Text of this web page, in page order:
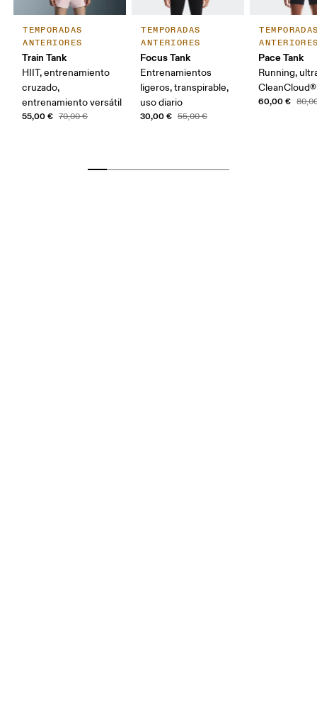
TEMPORADAS
ANTERIORES
Train Tank
HIIT, entrenamiento
cruzado,
entrenamiento versátil
55,00 € 70,00 €
TEMPORADAS
ANTERIORES
Focus Tank
Entrenamientos
ligeros, transpirable,
uso diario
30,00 € 55,00 €
Pace Tank
Running,
CleanCloud®
60,00 €